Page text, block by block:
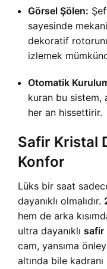
Görsel Şölen:
sayesinde
dekoratif
izlemek
Otomatik
kuran bu sistem,
her an hissettirir.
Safir Kristal
Konfor
Lüks bir saat
dayanıklı olmalıdır.
hem de arka
ultra dayanıklı safir
cam, yansıma
altında bile